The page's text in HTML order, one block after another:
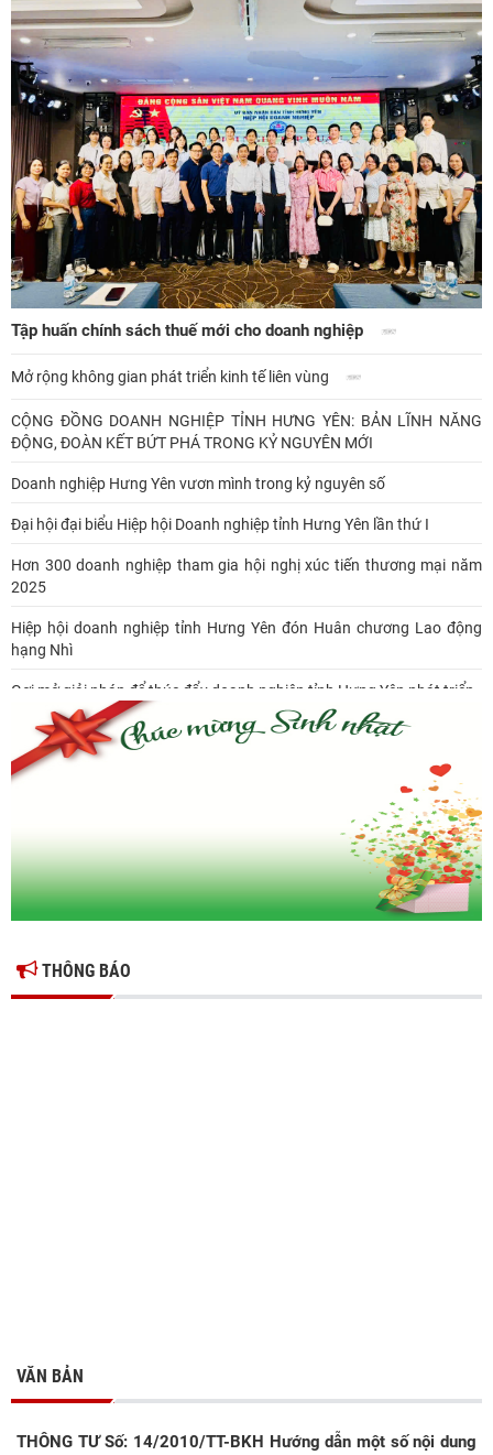
Tập huấn chính sách thuế mới cho doanh nghiệp
Mở rộng không gian phát triển kinh tế liên vùng
CỘNG ĐỒNG DOANH NGHIỆP TỈNH HƯNG YÊN: BẢN LĨNH NĂNG
ĐỘNG, ĐOÀN KẾT BỨT PHÁ TRONG KỶ NGUYÊN MỚI
Doanh nghiệp Hưng Yên vươn mình trong kỷ nguyên số
Đại hội đại biểu Hiệp hội Doanh nghiệp tỉnh Hưng Yên lần thứ I
Hơn 300 doanh nghiệp tham gia hội nghị xúc tiến thương mại năm
2025
Hiệp hội doanh nghiệp tỉnh Hưng Yên đón Huân chương Lao động
hạng Nhì
Gợi mở giải pháp để thúc đẩy doanh nghiệp tỉnh Hưng Yên phát triển
Ông Đỗ Văn Vẻ là Chủ tịch Hiệp hội Doanh nghiệp tỉnh Hưng Yên
Hiệp hội doanh nghiệp tỉnh Hưng Yên: Cập nhật chính sách thuế mới
THÔNG BÁO
VĂN BẢN
THÔNG TƯ Số: 14/2010/TT-BKH Hướng dẫn một số nội dung